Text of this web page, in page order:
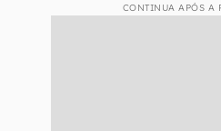
CONTINUA APÓS A